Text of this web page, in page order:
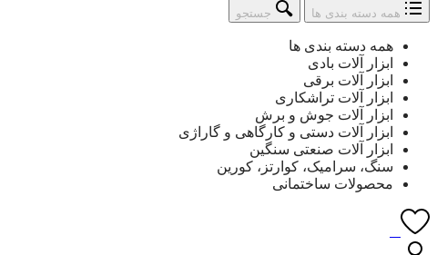
همه دسته بندی ها جستجو
همه دسته بندی ها
ابزار آلات بادی
ابزار آلات برقی
ابزار آلات تراشکاری
ابزار آلات جوش و برش
ابزار آلات دستی و کارگاهی و گاراژی
ابزار آلات صنعتی سنگین
سنگ، سرامیک، کوارتز، کورین
محصولات ساختمانی